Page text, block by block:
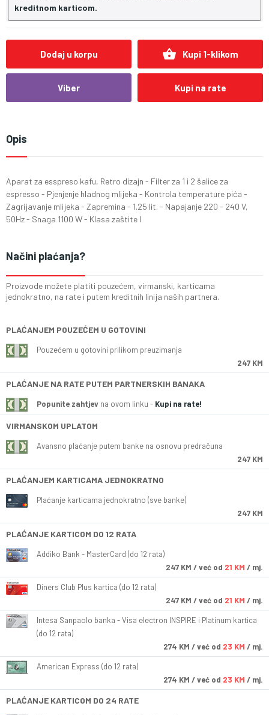
kreditnom karticom.
Dodaj u korpu shopping_basket Kupi 1-klikom
Viber Kupi na rate
Opis
Aparat za esspreso kafu, Retro dizajn - Filter za 1 i 2 šalice za
espresso - Pjenjenje hladnog mlijeka - Kontrola temperature pića -
Zagrijavanje mlijeka - Zapremina - 1.25 lit. - Napajanje 220 - 240 V,
50Hz - Snaga 1100 W - Klasa zaštite I
Načini plaćanja?
Proizvode možete platiti pouzećem, virmanski, karticama
jednokratno, na rate i putem kreditnih linija naših partnera.
PLAĆANJEM POUZEĆEM U GOTOVINI
Pouzećem u gotovini prilikom preuzimanja
247 KM
PLAĆANJE NA RATE PUTEM PARTNERSKIH BANAKA
Popunite zahtjev na ovom linku - Kupi na rate!
VIRMANSKOM UPLATOM
Avansno plaćanje putem banke na osnovu predračuna
247 KM
PLAĆANJEM KARTICAMA JEDNOKRATNO
Plaćanje karticama jednokratno (sve banke)
247 KM
PLAĆANJE KARTICOM DO 12 RATA
Addiko Bank - MasterCard (do 12 rata)
247 KM / već od 21 KM / mj.
Diners Club Plus kartica (do 12 rata)
247 KM / već od 21 KM / mj.
Intesa Sanpaolo banka - Visa electron INSPIRE i Platinum kartica
(do 12 rata)
274 KM / već od 23 KM / mj.
American Express (do 12 rata)
274 KM / već od 23 KM / mj.
PLAĆANJE KARTICOM DO 24 RATE